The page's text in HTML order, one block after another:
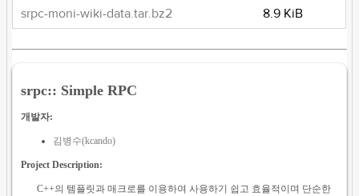
srpc-moni-wiki-data.tar.bz2
8.9 KiB
srpc:: Simple RPC
개발자:
김병수(kcando)
Project Description:
C++의 템플릿과 매크로를 이용하여 사용하기 쉽고 효율적이며 단순한